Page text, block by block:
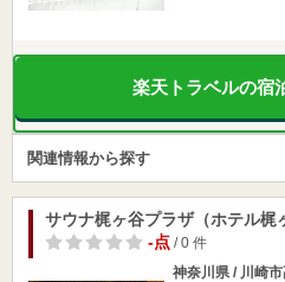
楽天トラベルの宿
関連情報から探す
サウナ梶ヶ谷プラザ（ホテル梶
-点/ 0 件
神奈川県 / 川崎